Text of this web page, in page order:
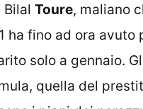
Bilal Toure, maliano
ha fino ad ora
solo a gennaio.
quella del